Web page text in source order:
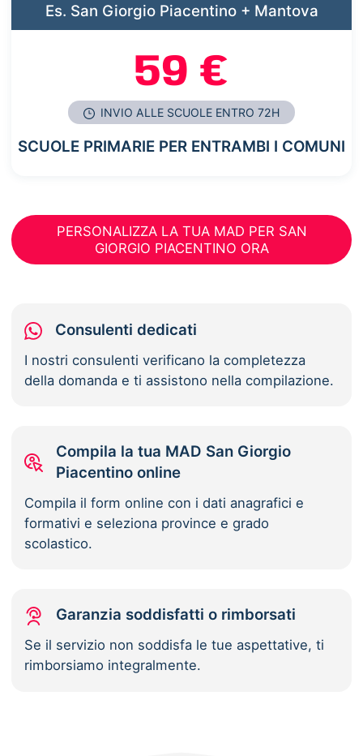
Es. San Giorgio Piacentino + Mantova
59 €
INVIO ALLE SCUOLE ENTRO 72H
SCUOLE PRIMARIE PER ENTRAMBI I COMUNI
PERSONALIZZA LA TUA MAD PER SAN
GIORGIO PIACENTINO ORA
Consulenti dedicati
I nostri consulenti verificano la completezza
della domanda e ti assistono nella compilazione.
Compila la tua MAD San Giorgio
Piacentino online
Compila il form online con i dati anagrafici e
formativi e seleziona province e grado
scolastico.
Garanzia soddisfatti o rimborsati
Se il servizio non soddisfa le tue aspettative, ti
rimborsiamo integralmente.